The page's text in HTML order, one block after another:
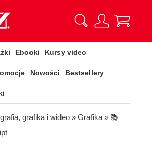
Ebooki Kursy video
Nowości Bestsellery
grafika i wideo » Grafika » 📚